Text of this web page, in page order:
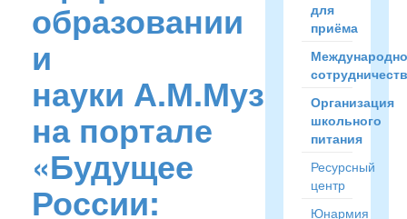
образовании
и
науки А.М.Музаева
на портале
«Будущее
России:
для
приёма
Организация
школьного
питания
Ресурсный
центр
Юнармия